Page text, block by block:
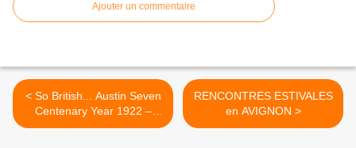
Ajouter un commentaire
< So British... Austin Seven
Centenary Year 1922 –
2022
RENCONTRES ESTIVALES
en AVIGNON >